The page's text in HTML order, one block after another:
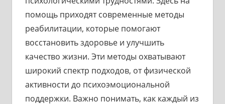
помощь приходят современные методы
реабилитации, которые помогают
восстановить здоровье и улучшить
качество жизни. Эти методы охватывают
широкий спектр подходов, от физической
активности до психоэмоциональной
поддержки. Важно понимать, как каждый из